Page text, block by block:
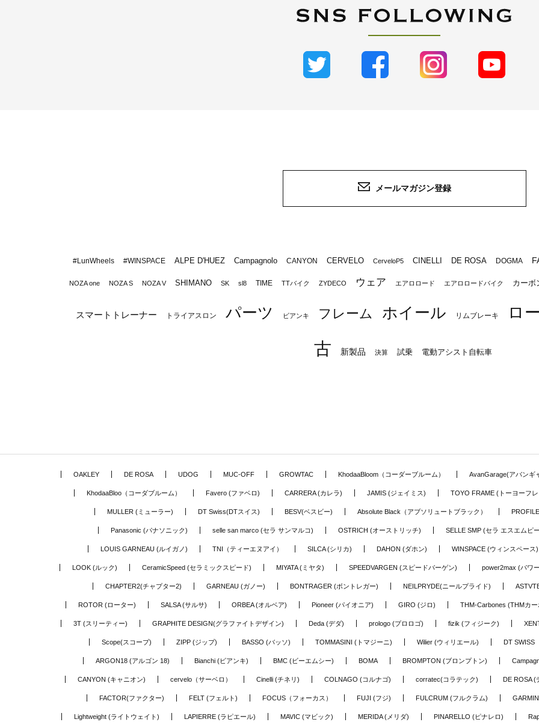
メールマガジン登録
#LunWheels #WINSPACE ALPE D'HUEZ Campagnolo CANYON CERVELO CerveloP5 CINELLI DE ROSA DOGMA
NOZA one NOZA S NOZA V SHIMANO SK sl8 TIME TTバイク ZYDECO ウェア エアロロード エアロロードバイク カーボ
スマートトレーナー トライアスロン パーツ ビアンキ フレーム ホイール リムブレーキ ロ
古 新製品 決算 試乗 電動アシスト自転車
OAKLEY DE ROSA UDOG MUC-OFF GROWTAC KhodaaBloom（コーダーブルーム） AvanGarage(アバンギ
KhodaaBloo（コーダブルーム） Favero (ファベロ) CARRERA (カレラ) JAMIS (ジェイミス) TOYO FRAME (トーヨーフ
MULLER (ミューラー) DT Swiss(DTスイス) BESV(ベスビー) Absolute Black（アブソリュートブラック）
Panasonic (パナソニック) selle san marco (セラ サンマルコ) OSTRICH (オーストリッチ) SELLE SMP (セラ エスエムピ
LOUIS GARNEAU (ルイガノ) TNI（ティーエヌアイ） SILCA (シリカ) DAHON (ダホン) WINSPACE (ウィンスペース)
LOOK (ルック) CeramicSpeed (セラミックスピード) MIYATA (ミヤタ) SPEEDVARGEN (スピードバーゲン) power2max (パワ
CHAPTER2(チャプター2) GARNEAU (ガノー) BONTRAGER (ボントレガー) NEILPRYDE(ニールプライド)
ROTOR (ローター) SALSA (サルサ) ORBEA (オルベア) Pioneer (パイオニア) GIRO (ジロ) THM-Carbones (THMカ
3T (スリーティー) GRAPHITE DESIGN(グラファイトデザイン) Deda (デダ) prologo (プロロゴ) fizik (フィジーク)
Scope(スコープ) ZIPP (ジップ) BASSO (バッソ) TOMMASINI (トマジーニ) Wilier (ウィリエール) DT SWISS
ARGON18 (アルゴン 18) Bianchi (ビアンキ) BMC (ビーエムシー) BOMA BROMPTON (ブロンプトン)
CANYON (キャニオン) cervelo（サーベロ） Cinelli (チネリ) COLNAGO (コルナゴ) corratec(コラテック) DE ROSA (
FACTOR(ファクター) FELT (フェルト) FOCUS（フォーカス） FUJI (フジ) FULCRUM (フルクラム) GARMIN
Lightweight (ライトウェイト) LAPIERRE (ラピエール) MAVIC (マビック) MERIDA (メリダ) PINARELLO (ピナレロ)